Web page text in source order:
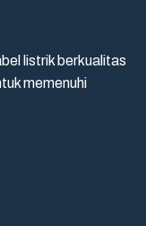
listrik berkualitas
memenuhi